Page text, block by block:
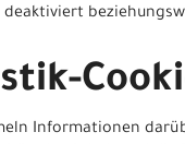
Informationen